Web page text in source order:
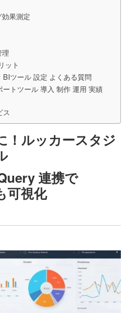
果測定
ット
BIツール 設定 よくある質問
トツール 導入 制作 運用 実績
ス
！ルッカースタジ
連携で
可視化